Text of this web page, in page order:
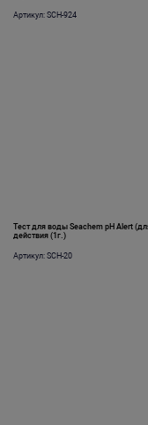
Артикул: SCH-924
Тест для воды Seachem pH Alert
действия (1г.)
Артикул: SCH-20